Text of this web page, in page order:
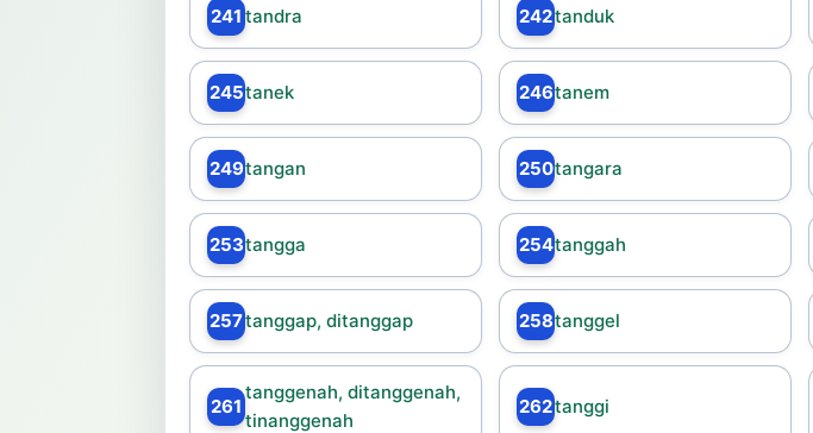
241 tandra 242tanduk
245tanek 246tanem
249tangan 250tangara
253tangga 254tanggah
257tanggap, ditanggap 258tanggel
261
tanggenah, ditanggenah,
tinanggenah
262tanggi